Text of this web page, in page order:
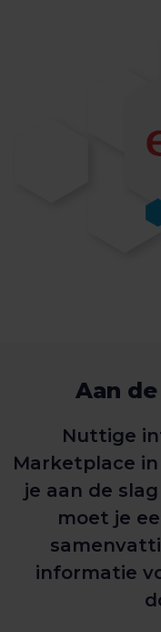
Aan
Nuttige
Marketplace
je aan de
moet je
informatie